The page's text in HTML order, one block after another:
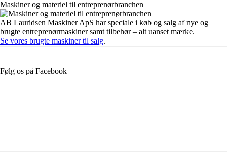
Maskiner og materiel til entreprenørbranchen
AB Lauridsen Maskiner ApS har speciale i køb og salg af nye og
brugte entreprenørmaskiner samt tilbehør – alt uanset mærke.
Se vores brugte maskiner til salg.
Følg os på Facebook